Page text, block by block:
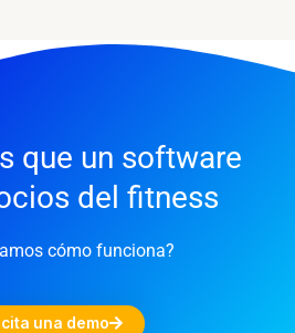
que un software
del fitness
cómo funciona?
una demo